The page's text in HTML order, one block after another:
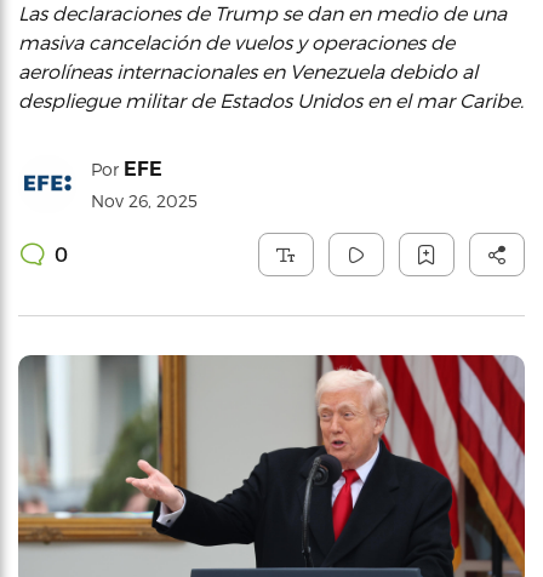
Las declaraciones de Trump se dan en medio de una
masiva cancelación de vuelos y operaciones de
aerolíneas internacionales en Venezuela debido al
despliegue militar de Estados Unidos en el mar Caribe.
Por EFE
Nov 26, 2025
0